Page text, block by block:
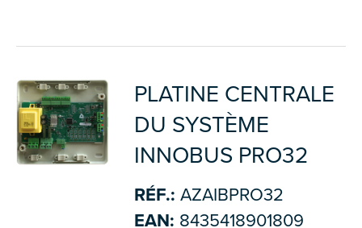
PLATINE CENTRALE
DU SYSTÈME
INNOBUS PRO32
RÉF.: AZAIBPRO32
EAN: 8435418901809